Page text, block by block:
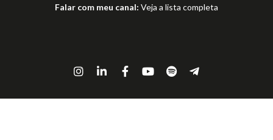
Falar com meu canal: Veja a lista completa